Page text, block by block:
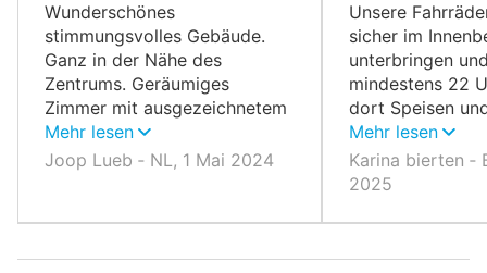
Wunderschönes
stimmungsvolles Gebäude.
Ganz in der Nähe des
Zentrums. Geräumiges
Zimmer mit ausgezeichnetem
Bett. Geräumiges
Badezimmer. Leckeres und
Mehr lesen
Joop Lueb ‐ NL, 1 Mai 2024
Unsere
sicher im
unterbringen
mindestens 22
dort Speisen
genießen.
Mehr lesen
Karina bierten ‐
2025